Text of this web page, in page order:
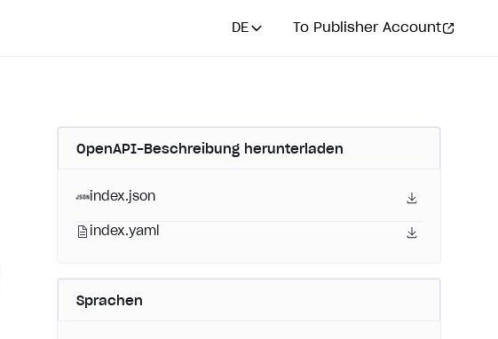
DE To Publisher Account
OpenAPI-Beschreibung herunterladen
index.json
index.yaml
Sprachen